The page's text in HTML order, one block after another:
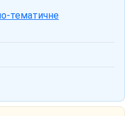
тематичне